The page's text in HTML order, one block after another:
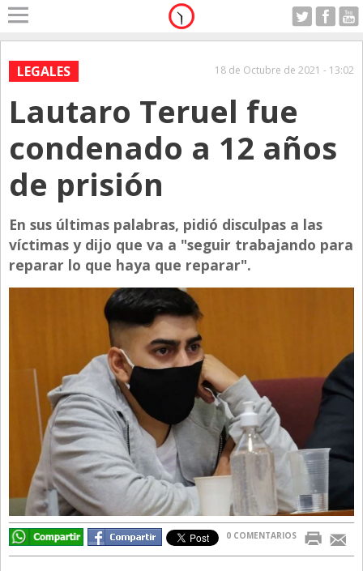
Home
A Motor
Anticipo
Campo
Carrera & Emprendedores
Coleccionistas
Con Estilo
Diarios de Argentina
Diarios del Mundo
Directivos
Ecología y Ambiente
Economía
El Experto
El Innovador
El Precio Que Yo Ví
Entrevista
LEGALES 18 de Octubre de 2021 - 13:02
Lautaro Teruel fue
condenado a 12 años
de prisión
En sus últimas palabras, pidió disculpas a las
víctimas y dijo que va a "seguir trabajando para
reparar lo que haya que reparar".
0 COMENTARIOS